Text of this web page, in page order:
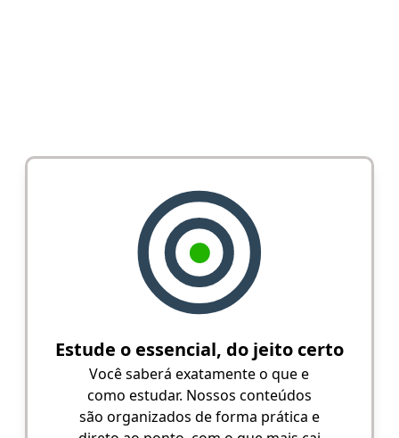
Estude o essencial, do jeito certo
Você saberá exatamente o que e
como estudar. Nossos conteúdos
são organizados de forma prática e